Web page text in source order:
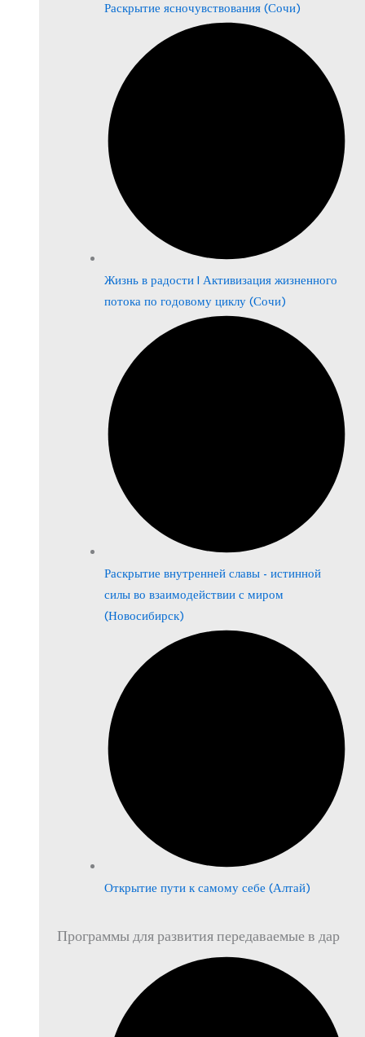
Раскрытие ясночувствования (Сочи)
Жизнь в радости | Активизация жизненного
потока по годовому циклу (Сочи)
Раскрытие внутренней славы - истинной
силы во взаимодействии с миром
(Новосибирск)
Открытие пути к самому себе (Алтай)
Программы для развития передаваемые в дар